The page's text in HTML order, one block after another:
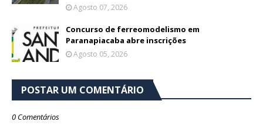
Agosto 07, 2026
Concurso de ferreomodelismo em
Paranapiacaba abre inscrições
Agosto 05, 2026
POSTAR UM COMENTÁRIO
0 Comentários